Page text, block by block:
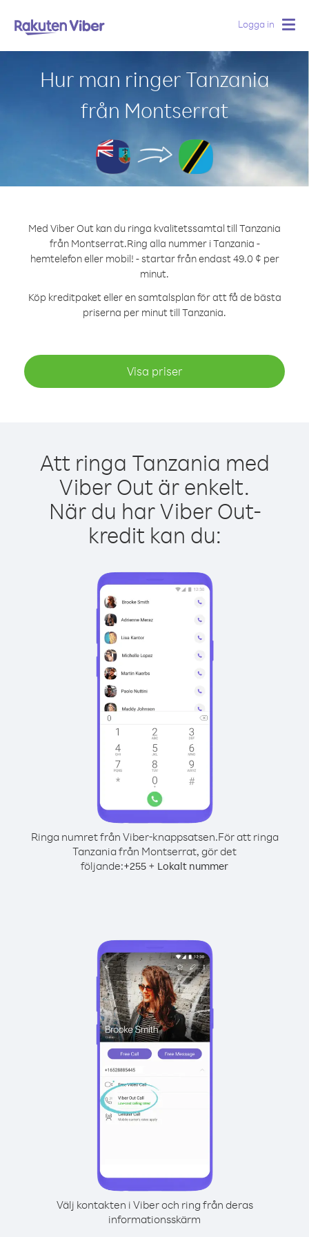
Logga in
Hur man ringer Tanzania
från Montserrat
Med Viber Out kan du ringa kvalitetssamtal till Tanzania
från Montserrat.Ring alla nummer i Tanzania -
hemtelefon eller mobil! - startar från endast 49.0 ¢ per
minut.
Köp kreditpaket eller en samtalsplan för att få de bästa
priserna per minut till Tanzania.
Visa priser
Att ringa Tanzania med
Viber Out är enkelt.
När du har Viber Out-
kredit kan du:
Ringa numret från Viber-knappsatsen.För att ringa
Tanzania från Montserrat, gör det
följande:+255 + Lokalt nummer
Välj kontakten i Viber och ring från deras
informationsskärm